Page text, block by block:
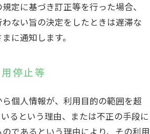
定に基づき訂正等を行った場合、
ない旨の決定をしたときは遅滞な
に通知します。
停止等
個人情報が、利用目的の範囲を超
るという理由、または不正の手段に
であるという理由により、その利用